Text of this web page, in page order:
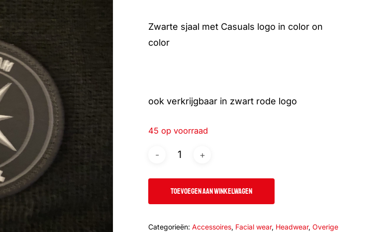
was:
€19.95.
is:
€12.95.
Zwarte sjaal met Casuals logo in color on
color
ook verkrijgbaar in zwart rode logo
45 op voorraad
TOEVOEGEN AAN WINKELWAGEN
Categorieën:Accessoires, Facial wear, Headwear,Overige